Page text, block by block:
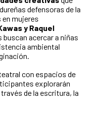
defensoras de la
en mujeres
y Raquel
acercar a niñas
ambiental
con espacios de
explorarán
de la escritura, la